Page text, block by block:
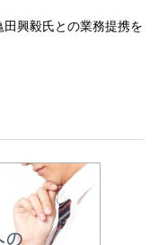
田興毅氏との業務提携を